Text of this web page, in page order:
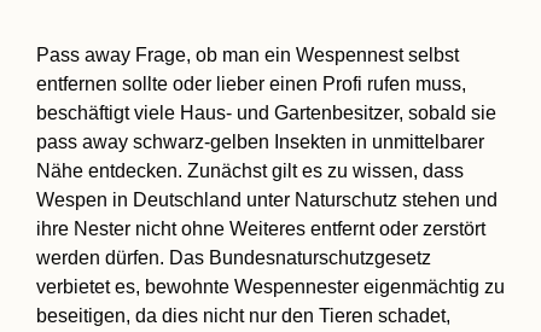
Pass away Frage, ob man ein Wespennest selbst
entfernen sollte oder lieber einen Profi rufen muss,
beschäftigt viele Haus- und Gartenbesitzer, sobald sie
pass away schwarz-gelben Insekten in unmittelbarer
Nähe entdecken. Zunächst gilt es zu wissen, dass
Wespen in Deutschland unter Naturschutz stehen und
ihre Nester nicht ohne Weiteres entfernt oder zerstört
werden dürfen. Das Bundesnaturschutzgesetz
verbietet es, bewohnte Wespennester eigenmächtig zu
beseitigen, da dies nicht nur den Tieren schadet,